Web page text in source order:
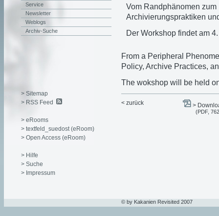
Vom Randphänomen
Archivierungspraktiken
Der Workshop findet am
From a Peripheral
Policy, Archive Practices,
The wokshop will be held
< zurück >
(PDF,
Service
Newsletter
Weblogs
Archiv-Suche
> Sitemap
> RSS Feed
> eRooms
> textfeld_suedost (eRoom)
> Open Access (eRoom)
> Hilfe
> Suche
> Impressum
© by Kakanien Revisited 2007